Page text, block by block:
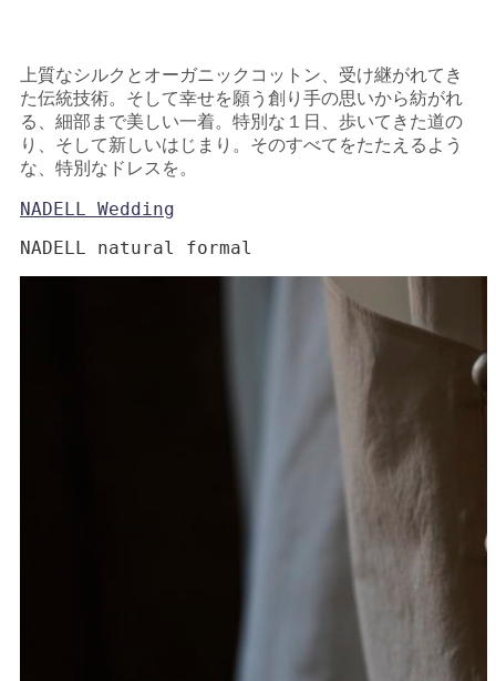
上質なシルクとオーガニックコットン、受け継がれてき
た伝統技術。そして幸せを願う創り手の思いから紡がれ
る、細部まで美しい一着。特別な１日、歩いてきた道の
り、そして新しいはじまり。そのすべてをたたえるよう
な、特別なドレスを。
NADELL Wedding
NADELL natural formal